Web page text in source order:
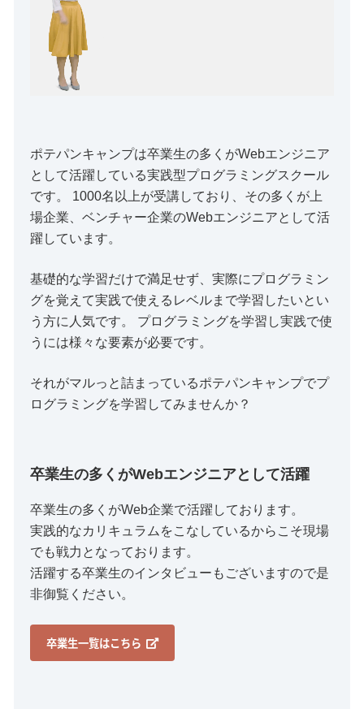
ポテパンキャンプは卒業生の多くがWebエンジニア
として活躍している実践型プログラミングスクール
です。 1000名以上が受講しており、その多くが上
場企業、ベンチャー企業のWebエンジニアとして活
躍しています。
基礎的な学習だけで満足せず、実際にプログラミン
グを覚えて実践で使えるレベルまで学習したいとい
う方に人気です。 プログラミングを学習し実践で使
うには様々な要素が必要です。
それがマルっと詰まっているポテパンキャンプでプ
ログラミングを学習してみませんか？
卒業生の多くがWebエンジニアとして活躍
卒業生の多くがWeb企業で活躍しております。
実践的なカリキュラムをこなしているからこそ現場
でも戦力となっております。
活躍する卒業生のインタビューもございますので是
非御覧ください。
卒業生一覧はこちら